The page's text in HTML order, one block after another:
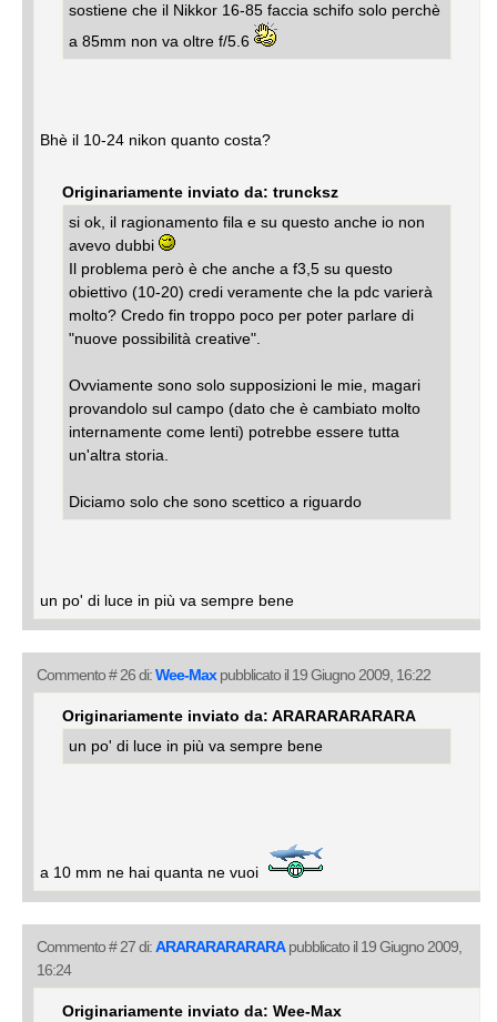
sostiene che il Nikkor 16-85 faccia schifo solo perchè
a 85mm non va oltre f/5.6
Bhè il 10-24 nikon quanto costa?
Originariamente inviato da: truncksz
si ok, il ragionamento fila e su questo anche io non
avevo dubbi
Il problema però è che anche a f3,5 su questo
obiettivo (10-20) credi veramente che la pdc varierà
molto? Credo fin troppo poco per poter parlare di
"nuove possibilità creative".
Ovviamente sono solo supposizioni le mie, magari
provandolo sul campo (dato che è cambiato molto
internamente come lenti) potrebbe essere tutta
un'altra storia.
Diciamo solo che sono scettico a riguardo
un po' di luce in più va sempre bene
Commento # 26 di:Wee-Maxpubblicato il 19 Giugno 2009, 16:22
Originariamente inviato da: ARARARARARARA
un po' di luce in più va sempre bene
a 10 mm ne hai quanta ne vuoi
Commento # 27 di:ARARARARARARApubblicato il 19 Giugno 2009,
16:24
Originariamente inviato da: Wee-Max